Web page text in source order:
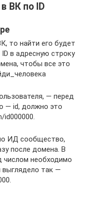
ВК по ID
то найти его будет
в адресную строку
чтобы все это
— перед
— id, должно это
id000000.
ИД сообщество,
после домена. В
числом необходимо
выглядело так —